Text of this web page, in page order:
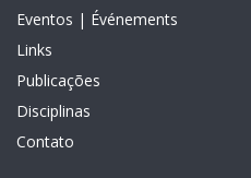
Eventos | Événements
Links
Publicações
Disciplinas
Contato